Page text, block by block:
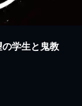
学生と鬼教